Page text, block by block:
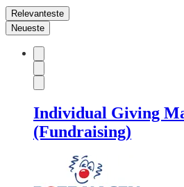
Relevanteste
Neueste
Individual Giving
(Fundraising)